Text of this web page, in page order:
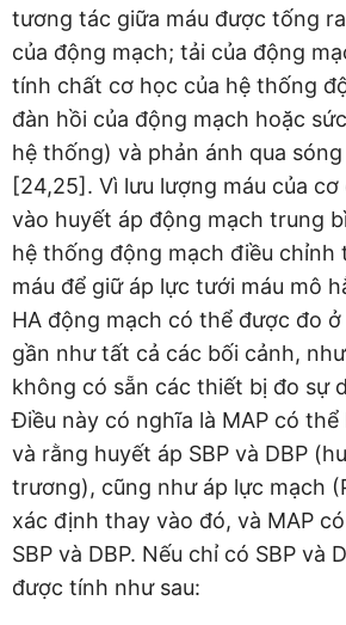
tương tác giữa máu được tống
của động mạch; tải của động
tính chất cơ học của hệ thống
đàn hồi của động mạch hoặc
hệ thống) và phản ánh qua
[24,25]. Vì lưu lượng máu của
vào huyết áp động mạch trung
hệ thống động mạch điều chỉnh
máu để giữ áp lực tưới máu mô
HA động mạch có thể được đo
gần như tất cả các bối cảnh,
không có sẵn các thiết bị đo sự
Điều này có nghĩa là MAP có
và rằng huyết áp SBP và DBP
trương), cũng như áp lực mạch
xác định thay vào đó, và MAP
SBP và DBP. Nếu chỉ có SBP và
được tính như sau: